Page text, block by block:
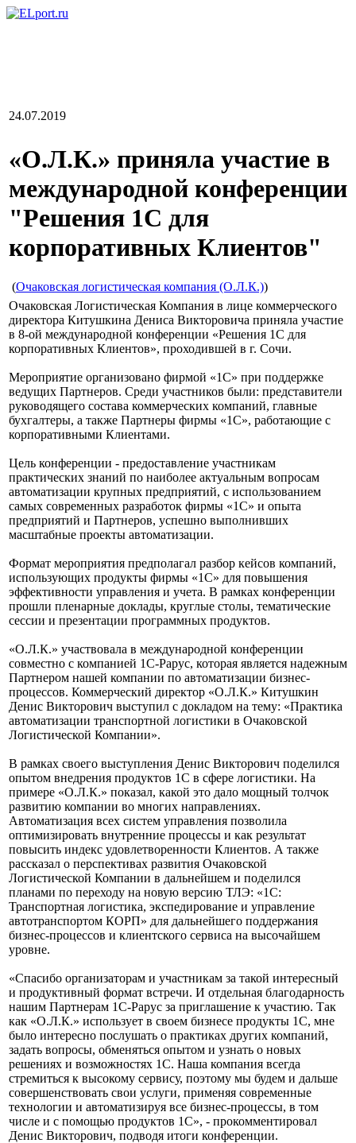
24.07.2019
«О.Л.К.» приняла участие в
международной конференции
"Решения 1С для
корпоративных Клиентов"
(Очаковская логистическая компания (О.Л.К.))
Очаковская Логистическая Компания в лице коммерческого
директора Китушкина Дениса Викторовича приняла участие
в 8-ой международной конференции «Решения 1С для
корпоративных Клиентов», проходившей в г. Сочи.
Мероприятие организовано фирмой «1С» при поддержке
ведущих Партнеров. Среди участников были: представители
руководящего состава коммерческих компаний, главные
бухгалтеры, а также Партнеры фирмы «1С», работающие с
корпоративными Клиентами.
Цель конференции - предоставление участникам
практических знаний по наиболее актуальным вопросам
автоматизации крупных предприятий, с использованием
самых современных разработок фирмы «1С» и опыта
предприятий и Партнеров, успешно выполнивших
масштабные проекты автоматизации.
Формат мероприятия предполагал разбор кейсов компаний,
использующих продукты фирмы «1С» для повышения
эффективности управления и учета. В рамках конференции
прошли пленарные доклады, круглые столы, тематические
сессии и презентации программных продуктов.
«О.Л.К.» участвовала в международной конференции
совместно с компанией 1С-Рарус, которая является надежным
Партнером нашей компании по автоматизации бизнес-
процессов. Коммерческий директор «О.Л.К.» Китушкин
Денис Викторович выступил с докладом на тему: «Практика
автоматизации транспортной логистики в Очаковской
Логистической Компании».
В рамках своего выступления Денис Викторович поделился
опытом внедрения продуктов 1С в сфере логистики. На
примере «О.Л.К.» показал, какой это дало мощный толчок
развитию компании во многих направлениях.
Автоматизация всех систем управления позволила
оптимизировать внутренние процессы и как результат
повысить индекс удовлетворенности Клиентов. А также
рассказал о перспективах развития Очаковской
Логистической Компании в дальнейшем и поделился
планами по переходу на новую версию ТЛЭ: «1С:
Транспортная логистика, экспедирование и управление
автотранспортом КОРП» для дальнейшего поддержания
бизнес-процессов и клиентского сервиса на высочайшем
уровне.
«Спасибо организаторам и участникам за такой интересный
и продуктивный формат встречи. И отдельная благодарность
нашим Партнерам 1С-Рарус за приглашение к участию. Так
как «О.Л.К.» использует в своем бизнесе продукты 1С, мне
было интересно послушать о практиках других компаний,
задать вопросы, обменяться опытом и узнать о новых
решениях и возможностях 1С. Наша компания всегда
стремиться к высокому сервису, поэтому мы будем и дальше
совершенствовать свои услуги, применяя современные
технологии и автоматизируя все бизнес-процессы, в том
числе и с помощью продуктов 1С», - прокомментировал
Денис Викторович, подводя итоги конференции.